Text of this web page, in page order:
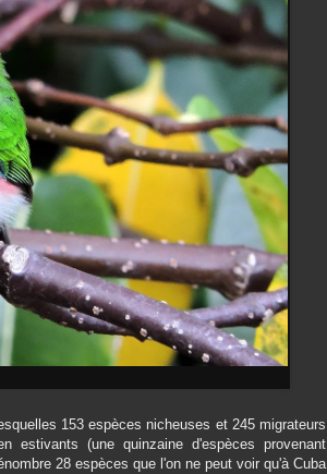
153 espèces nicheuses et 245 migrateurs
(une quinzaine d'espèces provenant
28 espèces que l'on ne peut voir qu'à Cuba